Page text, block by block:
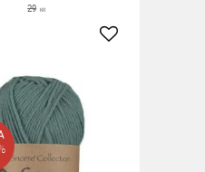
29 KR
Lägg till i